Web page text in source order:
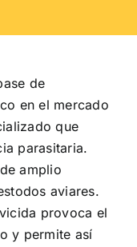
de
en el mercado
que
parasitaria.
amplio
aviares.
provoca el
y permite así